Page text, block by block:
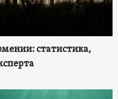
статистика,